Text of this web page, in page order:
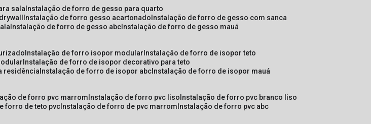
sala instalação de forro de gesso para quarto
instalação de forro gesso acartonado instalação de forro de gesso com sanca
instalação de forro de gesso abc instalação de forro de gesso mauá
instalação de forro isopor modular instalação de forro de isopor teto
instalação de forro de isopor decorativo para teto
residência instalação de forro de isopor abc instalação de forro de isopor mauá
de forro pvc marrom instalação de forro pvc liso instalação de forro pvc branco liso
forro de teto pvc instalação de forro de pvc marrom instalação de forro pvc abc